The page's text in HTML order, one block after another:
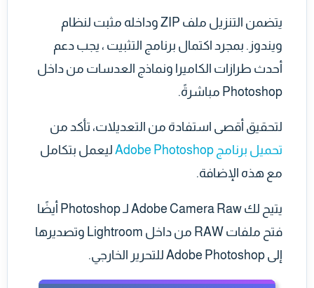
يتضمن التنزيل ملف ZIP وداخله مثبت لنظام
ويندوز. بمجرد اكتمال برنامج التثبيت ، يجب دعم
أحدث طرازات الكاميرا ونماذج العدسات من داخل
Photoshop مباشرةً.
لتحقيق أقصى استفادة من التعديلات، تأكد من
تحميل برنامج Adobe Photoshop
ليعمل بتكامل
مع هذه الإضافة.
يتيح لك Adobe Camera Raw لـ Photoshop أيضًا
فتح ملفات RAW من داخل Lightroom وتصديرها
إلى Adobe Photoshop للتحرير الخارجي.